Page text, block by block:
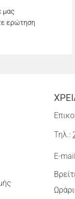
μας
ερώτηση
Τηλ.:
E-